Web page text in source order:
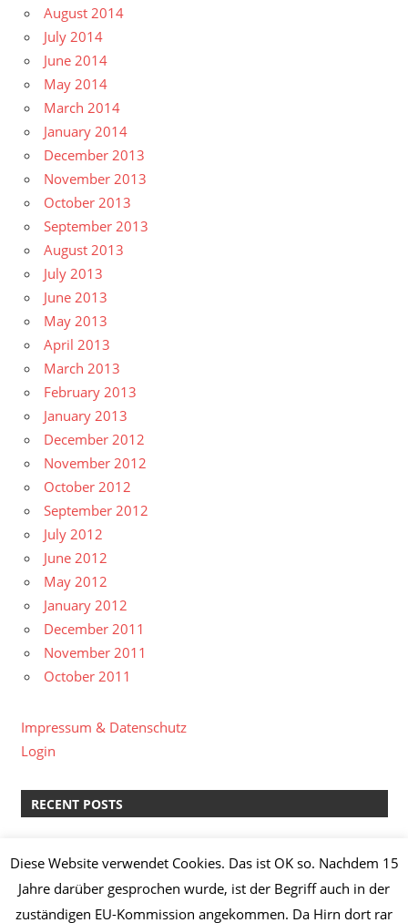
August 2014
July 2014
June 2014
May 2014
March 2014
January 2014
December 2013
November 2013
October 2013
September 2013
August 2013
July 2013
June 2013
May 2013
April 2013
March 2013
February 2013
January 2013
December 2012
November 2012
October 2012
September 2012
July 2012
June 2012
May 2012
January 2012
December 2011
November 2011
October 2011
Impressum & Datenschutz
Login
RECENT POSTS
Lachs-Spinat-Lasagne & Manz Weißburgunder “Löss”
2014
Diese Website verwendet Cookies. Das ist OK so. Nachdem 15
Jahre darüber gesprochen wurde, ist der Begriff auch in der
zuständigen EU-Kommission angekommen. Da Hirn dort rar